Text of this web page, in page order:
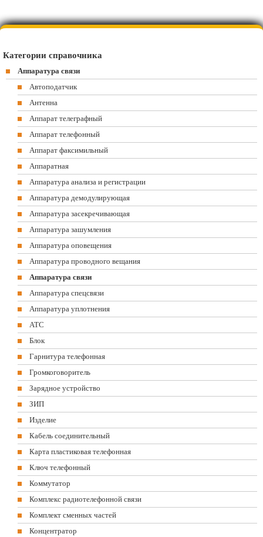
Категории справочника
Аппаратура связи
Автоподатчик
Антенна
Аппарат телеграфный
Аппарат телефонный
Аппарат факсимильный
Аппаратная
Аппаратура анализа и регистрации
Аппаратура демодулирующая
Аппаратура засекречивающая
Аппаратура зашумления
Аппаратура оповещения
Аппаратура проводного вещания
Аппаратура связи
Аппаратура спецсвязи
Аппаратура уплотнения
АТС
Блок
Гарнитура телефонная
Громкоговоритель
Зарядное устройство
ЗИП
Изделие
Кабель соединительный
Карта пластиковая телефонная
Ключ телефонный
Коммутатор
Комплекс радиотелефонной связи
Комплект сменных частей
Концентратор